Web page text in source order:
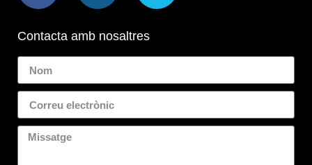
Contacta amb nosaltres